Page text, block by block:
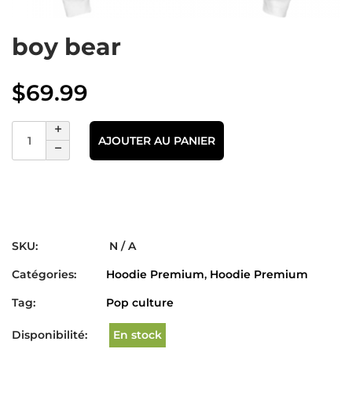
boy bear
$69.99
AJOUTER AU PANIER
SKU:
N / A
Catégories:
Hoodie Premium, Hoodie Premium
Tag:
Pop culture
Disponibilité: En stock